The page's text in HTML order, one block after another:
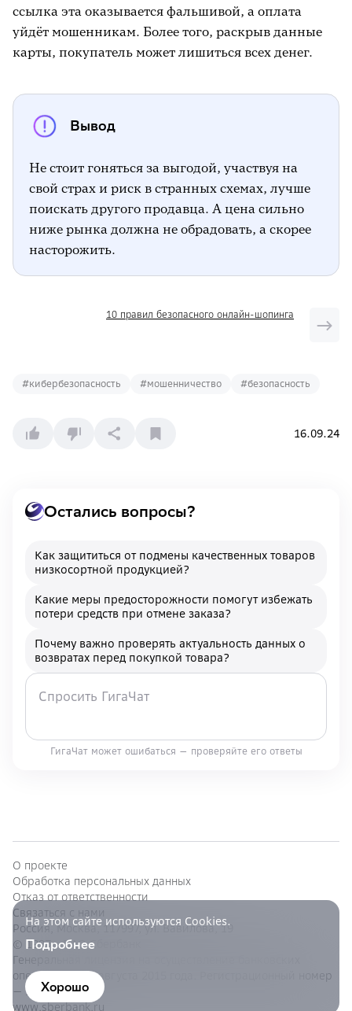
ссылка эта оказывается фальшивой, а оплата
уйдёт мошенникам. Более того, раскрыв данные
карты, покупатель может лишиться всех денег.
Вывод
Не стоит гоняться за выгодой, участвуя на
свой страх и риск в странных схемах, лучше
поискать другого продавца. А цена сильно
ниже рынка должна не обрадовать, а скорее
насторожить.
10 правил безопасного онлайн-шопинга
#кибербезопасность #мошенничество #безопасность
16.09.24
Остались вопросы?
Как защититься от подмены качественных товаров
низкосортной продукцией?
Какие меры предосторожности помогут избежать
потери средств при отмене заказа?
Почему важно проверять актуальность данных о
возвратах перед покупкой товара?
ГигаЧат может ошибаться — проверяйте его ответы
О проекте
Обработка персональных данных
Отказ от ответственности
Связаться с нами
Россия, Москва, 117997, ул. Вавилова, 19
© 1997—ПАО Сбербанк
Генеральная лицензия на осуществление банковских
операций от 11 августа 2015 года. Регистрационный номер
— 1481.
www.sberbank.ru
На этом сайте используются Cookies.
Подробнее
Хорошо